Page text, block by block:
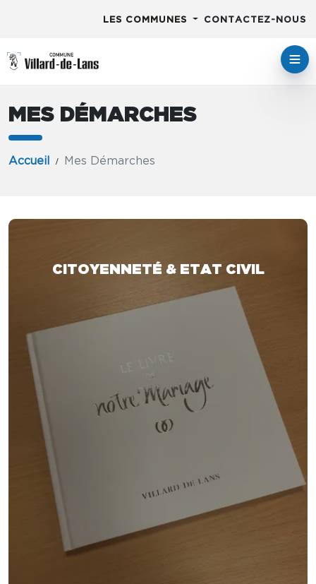
LES COMMUNES CONTACTEZ-NOUS
MES DÉMARCHES
Accueil Mes Démarches
CITOYENNETÉ & ETAT CIVIL